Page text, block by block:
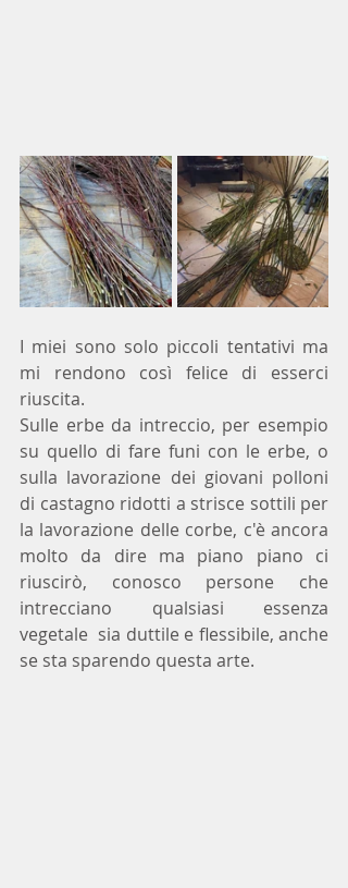
I miei sono solo piccoli tentativi ma
mi rendono così felice di esserci
riuscita.
Sulle erbe da intreccio, per esempio
su quello di fare funi con le erbe, o
sulla lavorazione dei giovani polloni
di castagno ridotti a strisce sottili per
la lavorazione delle corbe, c'è ancora
molto da dire ma piano piano ci
riuscirò, conosco persone che
intrecciano qualsiasi essenza
vegetale  sia duttile e flessibile, anche
se sta sparendo questa arte.